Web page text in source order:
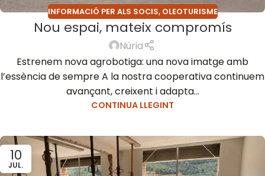
INFORMACIÓ PER ALS SOCIS, OLEOTURISME
Nou espai, mateix compromís
Núria
Estrenem nova agrobotiga: una nova imatge amb
l’essència de sempre A la nostra cooperativa continuem
avançant, creixent i adapta...
CONTINUA LLEGINT
10
JUL.